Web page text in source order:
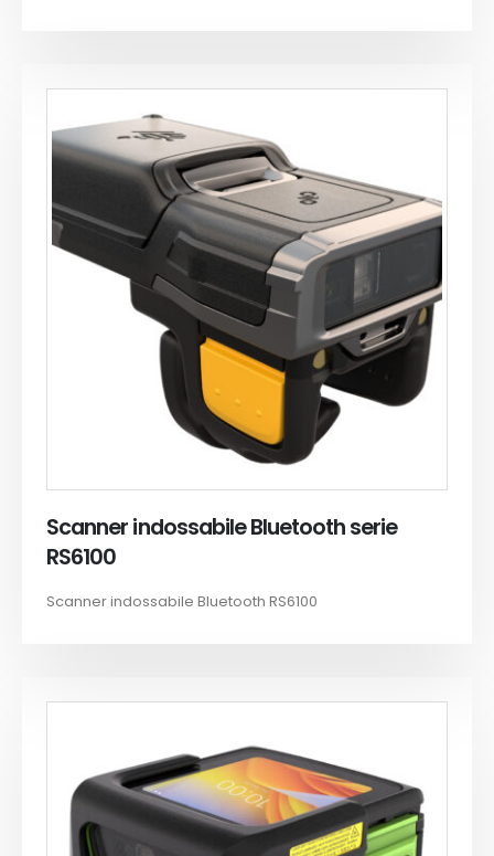
Scanner indossabile Bluetooth serie
RS6100
Scanner indossabile Bluetooth RS6100